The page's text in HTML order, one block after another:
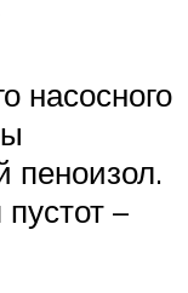
насосного
пеноизол.
–